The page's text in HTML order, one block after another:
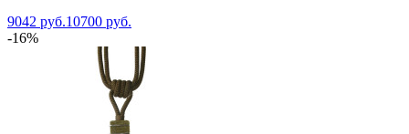
9042 руб.10700 руб.
-16%